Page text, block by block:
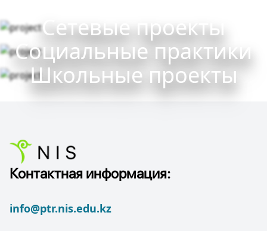
Сетевые проекты
Социальные практики
Школьные проекты
Контактная информация:
info@ptr.nis.edu.kz